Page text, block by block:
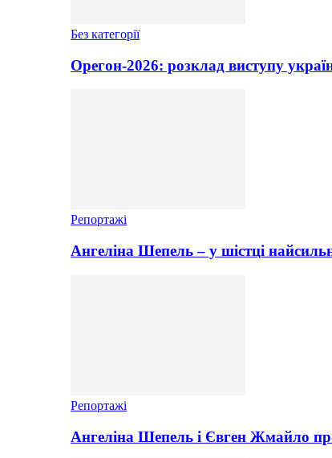
Без категорії
Орегон-2026: розклад виступу
Репортажі
Ангеліна Шепель – у шістці
Репортажі
Ангеліна Шепель і Євген Жмайло